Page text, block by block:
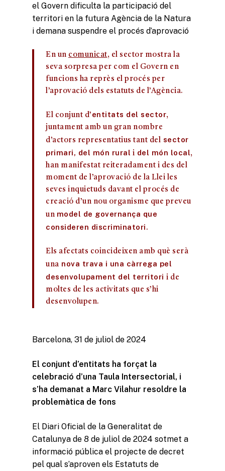
el Govern dificulta la participació del
territori en la futura Agència de la Natura
i demana suspendre el procés d’aprovació
En un comunicat, el sector mostra la
seva sorpresa per com el Govern en
funcions ha reprès el procés per
l’aprovació dels estatuts de l’Agència.
El conjunt d’ entitats del sector,
juntament amb un gran nombre
d’actors representatius tant del sector
primari, del món rural i del món local,
han manifestat reiteradament i des del
moment de l’aprovació de la Llei les
seves inquietuds davant el procés de
creació d’un nou organisme que preveu
un model de governança que
consideren discriminatori .
Els afectats coincideixen amb què serà
una nova trava i una càrrega pel
desenvolupament del territori i de
moltes de les activitats que s’hi
desenvolupen.
Barcelona, 31 de juliol de 2024
El conjunt d’entitats ha forçat la
celebració d’una Taula Intersectorial, i
s’ha demanat a Marc Vilahur resoldre la
problemàtica de fons
El Diari Oficial de la Generalitat de
Catalunya de 8 de juliol de 2024 sotmet a
informació pública el projecte de decret
pel qual s’aproven els Estatuts de